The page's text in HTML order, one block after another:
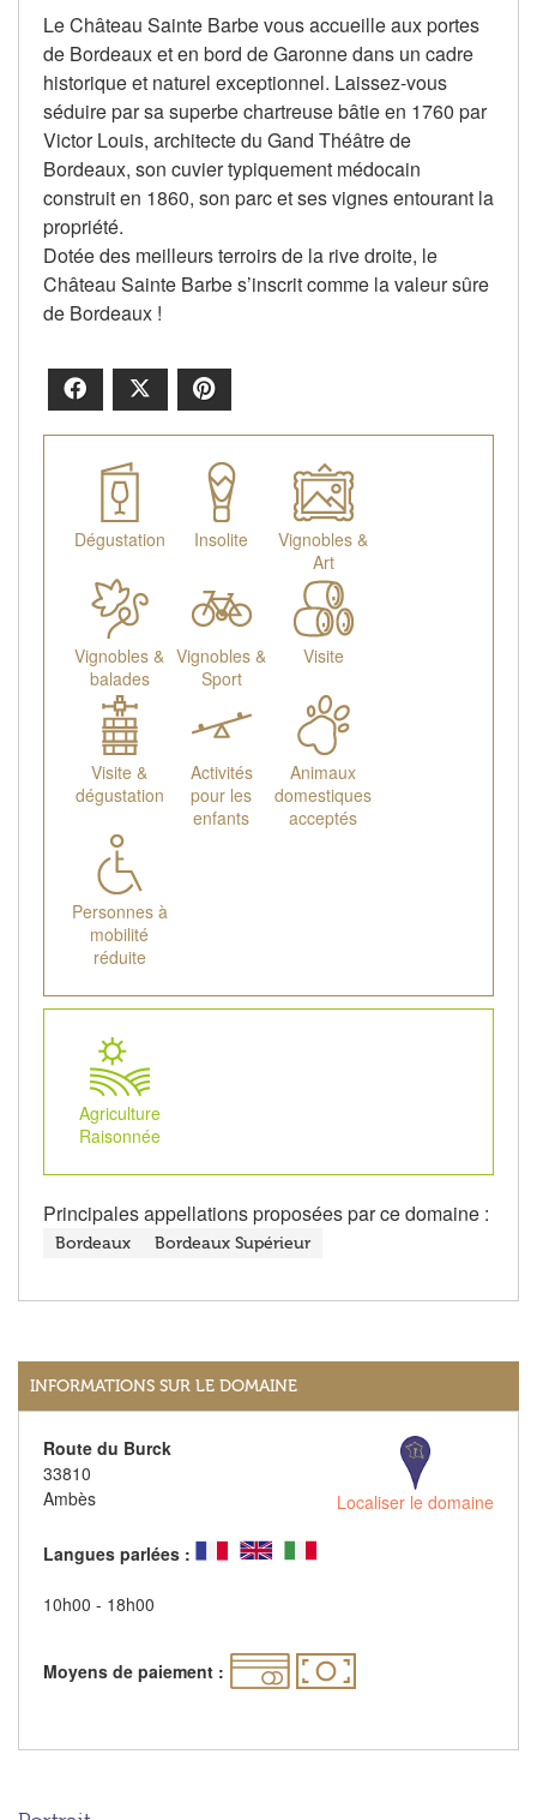
Le Château Sainte Barbe vous accueille aux portes
de Bordeaux et en bord de Garonne dans un cadre
historique et naturel exceptionnel. Laissez-vous
séduire par sa superbe chartreuse bâtie en 1760 par
Victor Louis, architecte du Gand Théâtre de
Bordeaux, son cuvier typiquement médocain
construit en 1860, son parc et ses vignes entourant la
propriété.
Dotée des meilleurs terroirs de la rive droite, le
Château Sainte Barbe s’inscrit comme la valeur sûre
de Bordeaux !
Facebook
Dégustation Insolite
Vignobles &
Art
Vignobles &
balades
Vignobles &
Sport
Visite
Visite &
dégustation
Activités
pour les
enfants
Animaux
domestiques
acceptés
Personnes à
mobilité
réduite
Agriculture
Raisonnée
Principales appellations proposées par ce domaine :
Bordeaux Bordeaux Supérieur
INFORMATIONS SUR LE DOMAINE
Route du Burck
33810
Ambès
Localiser le domaine
Langues parlées :
10h00 - 18h00
Moyens de paiement :